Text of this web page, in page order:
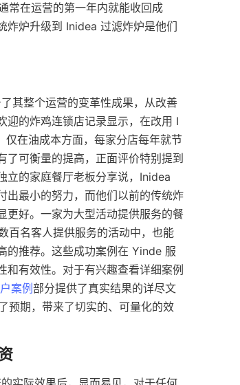
常在运营的第一年内就能收回成
炸炉升级到 Inidea 过滤炸炉是他们
其整个运营的变革性成果，从改善
迎的炸鸡连锁店记录显示，在改用 I
在油成本方面，每家分店每年就节
可衡量的提高，正面评价特别提到
立的家庭餐厅老板分享说，Inidea
出最小的努力，而他们以前的传统炸
更好。一家为大型活动提供服务的餐
百名客人提供服务的活动中，也能
的推荐。这些成功案例在 Yinde 服
有效性。对于有兴趣查看详细案例
案例 部分提供了真实结果的详尽文
预期，带来了切实的、可量化的效